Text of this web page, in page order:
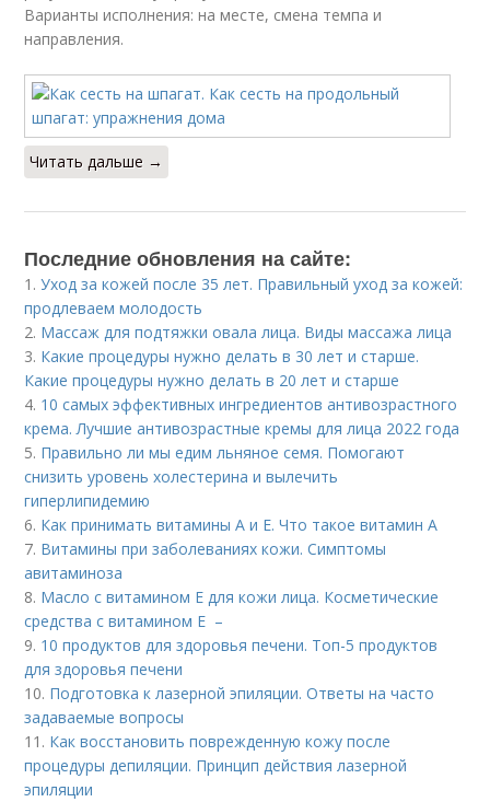
Варианты исполнения: на месте, смена темпа и
направления.
Читать дальше →
Последние обновления на сайте:
1.Уход за кожей после 35 лет. Правильный уход за кожей:
продлеваем молодость
2. Массаж для подтяжки овала лица. Виды массажа лица
3. Какие процедуры нужно делать в 30 лет и старше.
Какие процедуры нужно делать в 20 лет и старше
4. 10 самых эффективных ингредиентов антивозрастного
крема. Лучшие антивозрастные кремы для лица 2022 года
5. Правильно ли мы едим льняное семя. Помогают
снизить уровень холестерина и вылечить
гиперлипидемию
6. Как принимать витамины А и Е. Что такое витамин А
7. Витамины при заболеваниях кожи. Симптомы
авитаминоза
8. Масло с витамином Е для кожи лица. Косметические
средства с витамином Е –
9. 10 продуктов для здоровья печени. Топ-5 продуктов
для здоровья печени
10. Подготовка к лазерной эпиляции. Ответы на часто
задаваемые вопросы
11. Как восстановить поврежденную кожу после
процедуры депиляции. Принцип действия лазерной
эпиляции